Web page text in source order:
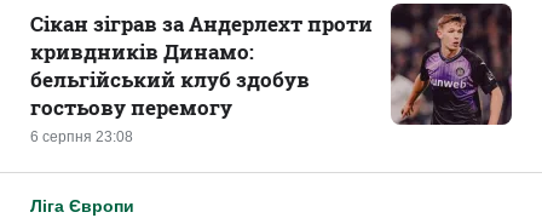
6 серпня 23:08
Сікан зіграв за Андерлехт проти
кривдників Динамо:
бельгійський клуб здобув
гостьову перемогу
Ліга Європи